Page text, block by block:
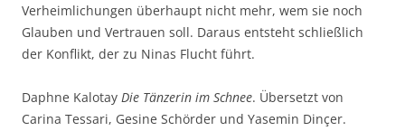
Verheimlichungen überhaupt nicht mehr, wem sie noch
Glauben und Vertrauen soll. Daraus entsteht schließlich
der Konflikt, der zu Ninas Flucht führt.
Daphne Kalotay Die Tänzerin im Schnee. Übersetzt von
Carina Tessari, Gesine Schörder und Yasemin Dinçer.